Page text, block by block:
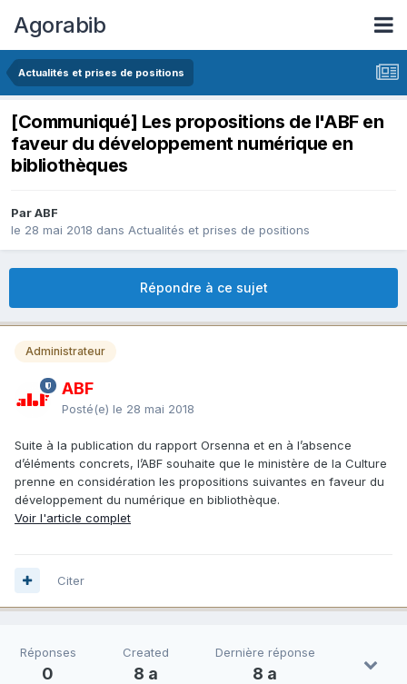
Agorabib
Actualités et prises de positions
[Communiqué] Les propositions de l'ABF en
faveur du développement numérique en
bibliothèques
Par ABF
le 28 mai 2018 dans Actualités et prises de positions
Répondre à ce sujet
Administrateur
ABF
Posté(e) le 28 mai 2018
Suite à la publication du rapport Orsenna et en à l’absence
d’éléments concrets, l’ABF souhaite que le ministère de la Culture
prenne en considération les propositions suivantes en faveur du
développement du numérique en bibliothèque.
Voir l'article complet
Citer
Réponses
0
Created
8 a
Dernière réponse
8 a